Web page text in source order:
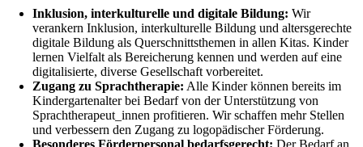
Inklusion, interkulturelle und digitale Bildung: Wir
verankern Inklusion, interkulturelle Bildung und altersgerechte
digitale Bildung als Querschnittsthemen in allen Kitas. Kinder
lernen Vielfalt als Bereicherung kennen und werden auf eine
digitalisierte, diverse Gesellschaft vorbereitet.
Zugang zu Sprachtherapie: Alle Kinder können bereits im
Kindergartenalter bei Bedarf von der Unterstützung von
Sprachtherapeut_innen profitieren. Wir schaffen mehr Stellen
und verbessern den Zugang zu logopädischer Förderung.